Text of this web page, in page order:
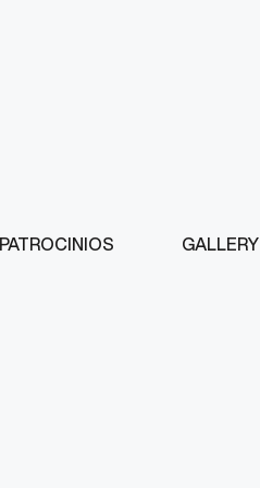
PATROCINIOS GALLERY